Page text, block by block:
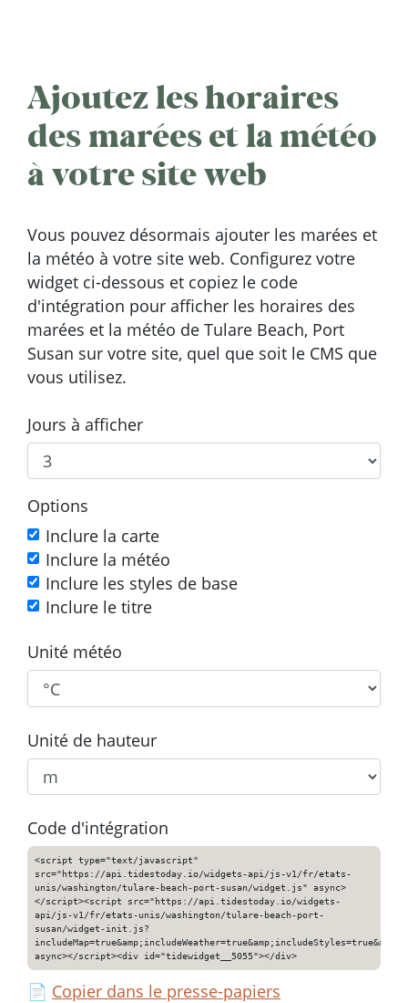
Ajoutez les horaires
des marées et la météo
à votre site web
Vous pouvez désormais ajouter les marées et
la météo à votre site web. Configurez votre
widget ci-dessous et copiez le code
d'intégration pour afficher les horaires des
marées et la météo de Tulare Beach, Port
Susan sur votre site, quel que soit le CMS que
vous utilisez.
Jours à afficher
Options
Inclure la carte
Inclure la météo
Inclure les styles de base
Inclure le titre
Unité météo
Unité de hauteur
Code d'intégration
<script type="text/javascript"
src="https://api.tidestoday.io/widgets-api/js-v1/fr/etats-
unis/washington/tulare-beach-port-susan/widget.js" async>
</script><script src="https://api.tidestoday.io/widgets-
api/js-v1/fr/etats-unis/washington/tulare-beach-port-
susan/widget-init.js?
async></script><div id="tidewidget__5055"></div>
📄 Copier dans le presse-papiers